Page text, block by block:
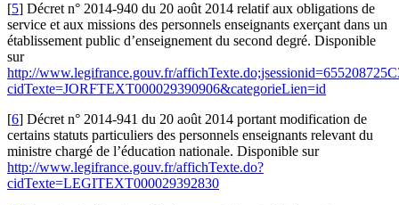
[5] Décret n° 2014-940 du 20 août 2014 relatif aux obligations de
service et aux missions des personnels enseignants exerçant dans un
établissement public d’enseignement du second degré. Disponible
sur
http://www.legifrance.gouv.fr/
cidTexte=JORFTEXT000029390906&categorieLien=id
[6] Décret n° 2014-941 du 20 août 2014 portant modification de
certains statuts particuliers des personnels enseignants relevant du
ministre chargé de l’éducation nationale. Disponible sur
http://www.legifrance.gouv.fr/affichTexte.do?
cidTexte=LEGITEXT000029392830